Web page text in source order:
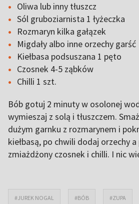
Oliwa lub inny tłuszcz
Sól gruboziarnista 1 łyżeczka
Rozmaryn kilka gałązek
Migdały albo inne orzechy garść
Kiełbasa podsuszana 1 pęto
Czosnek 4-5 ząbków
Chilli 1 szt.
Bób gotuj 2 minuty w osolonej
wymieszaj z solą i tłuszczem.
dużym garnku z rozmarynem i
kiełbasą, po chwili dodaj orzechy
zmiażdżony czosnek i chilli. I nic
#JUREK NOGAL #BÓB #ZUPA